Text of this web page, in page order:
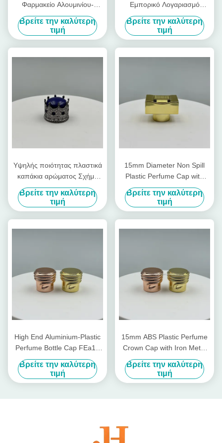
Φαρμακείο Αλουμινίου-
Πλαστικού Μπουκάλι
Αρώματος Καπάκι Fea15
Μοντέλο Σιδηρούνου
Μεταλλικού Τύπου Κάλυψη
Βρείτε την καλύτερη
τιμή
Εμπορικό Λογαριασμό
πλαστικών καπάκια
αρώματος λαμπερό καπάκι
αρώματος πολυτελή 15mm
αλουμινίου πλαστικό
μπουκάλι κάλυμμα
Βρείτε την καλύτερη
τιμή
Υψηλής ποιότητας πλαστικά
καπάκια αρώματος Σχήμα
στέμματος Λάμπερο καπάκι
αρώματος πλαστικό καπάκι
μπουκαλιού πλαστικό
κάλυμμα χρυσό υπάρχον
καπάκι εργοστασίου
Βρείτε την καλύτερη
τιμή
15mm Diameter Non Spill
Plastic Perfume Cap with
Customizable Design for
Premium Packaging
Βρείτε την καλύτερη
τιμή
High End Aluminium-Plastic
Perfume Bottle Cap FEa15
with Non Spill Design and 15
mm Diameter
Βρείτε την καλύτερη
τιμή
15mm ABS Plastic Perfume
Crown Cap with Iron Metal
Pump for Non-Refillable
Bottle Closures in Cosmetics
Industry
Βρείτε την καλύτερη
τιμή